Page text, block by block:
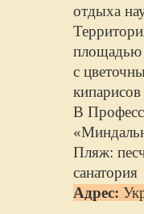
отдыха
площадью
с
кипарисов
В
Пляж:
санатория
Адрес: